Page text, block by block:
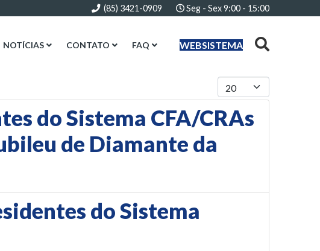
(85) 3421-0909 Seg - Sex 9:00 - 15:00
WEBSISTEMA
NOTÍCIAS CONTATO FAQ
Mostrar #
do Sistema CFA/CRAs
de Diamante da
do Sistema